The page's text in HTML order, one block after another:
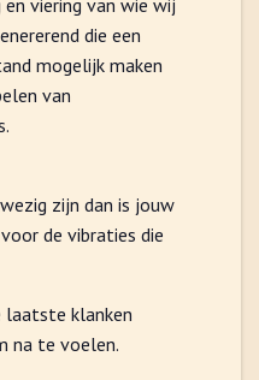
viering van wie wij
die een
mogelijk maken
van
zijn dan is jouw
de vibraties die
laatste klanken
na te voelen.